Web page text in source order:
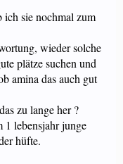
sie nochmal zum
wieder solche
plätze suchen und
amina das auch gut
zu lange her ?
1 lebensjahr junge
hüfte.